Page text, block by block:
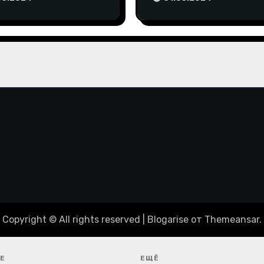
Copyright © All rights reserved Blogarise от Themeansar.
ЕЩЁ